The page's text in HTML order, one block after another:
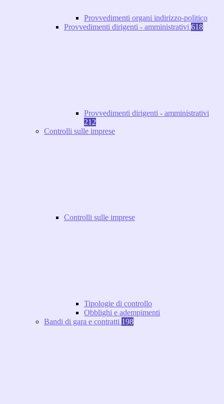
Provvedimenti organi indirizzo-politico
Provvedimenti dirigenti - amministrativi 618
Provvedimenti dirigenti - amministrativi
212
Controlli sulle imprese
Controlli sulle imprese
Tipologie di controllo
Obblighi e adempimenti
Bandi di gara e contratti 198